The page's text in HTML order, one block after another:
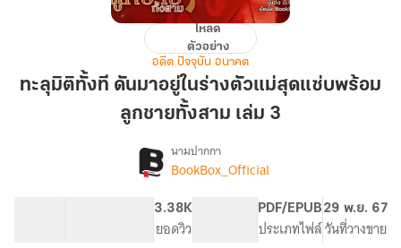
ทั้งที
มา
โหลด
ตัวอย่าง
อดีต ปัจจุบัน อนาคต
ทะลุมิติทั้งที ดันมาอยู่ในร่างตัวแม่สุดแซ่บพร้อม
ลูกชายทั้งสาม เล่ม 3
เรื่อง[จบ]
นามปากกา
BookBox_Official
3.38K
ยอดวิว
PDF/EPUB
ประเภทไฟล์
29 พ.ย. 67
วันที่วางขาย